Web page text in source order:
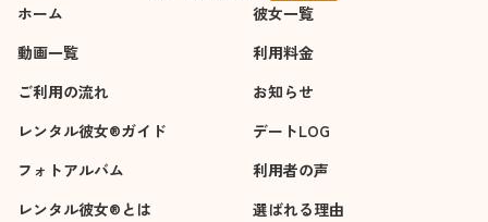
ホーム
彼女一覧
動画一覧
利用料金
ご利用の流れ
お知らせ
レンタル彼女®ガイド
デートLOG
フォトアルバム
利用者の声
レンタル彼女®とは
選ばれる理由